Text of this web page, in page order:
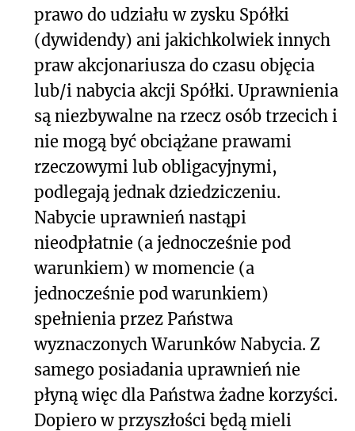
prawo do udziału w zysku Spółki
(dywidendy) ani jakichkolwiek innych
praw akcjonariusza do czasu objęcia
lub/i nabycia akcji Spółki. Uprawnienia
są niezbywalne na rzecz osób trzecich i
nie mogą być obciążane prawami
rzeczowymi lub obligacyjnymi,
podlegają jednak dziedziczeniu.
Nabycie uprawnień nastąpi
nieodpłatnie (a jednocześnie pod
warunkiem) w momencie (a
jednocześnie pod warunkiem)
spełnienia przez Państwa
wyznaczonych Warunków Nabycia. Z
samego posiadania uprawnień nie
płyną więc dla Państwa żadne korzyści.
Dopiero w przyszłości będą mieli